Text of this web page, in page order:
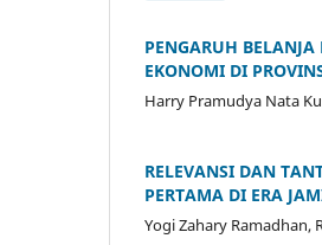
PENGARUH
EKONOMI DI
Harry Pramudya Nata
RELEVANSI DAN
PERTAMA DI ERA
Yogi Zahary Ramadhan,